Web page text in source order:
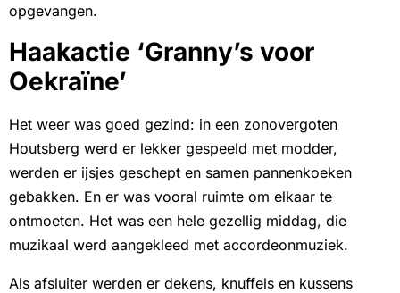
opgevangen.
Haakactie ‘Granny’s voor
Oekraïne’
Het weer was goed gezind: in een zonovergoten
Houtsberg werd er lekker gespeeld met modder,
werden er ijsjes geschept en samen pannenkoeken
gebakken. En er was vooral ruimte om elkaar te
ontmoeten. Het was een hele gezellig middag, die
muzikaal werd aangekleed met accordeonmuziek.
Als afsluiter werden er dekens, knuffels en kussens